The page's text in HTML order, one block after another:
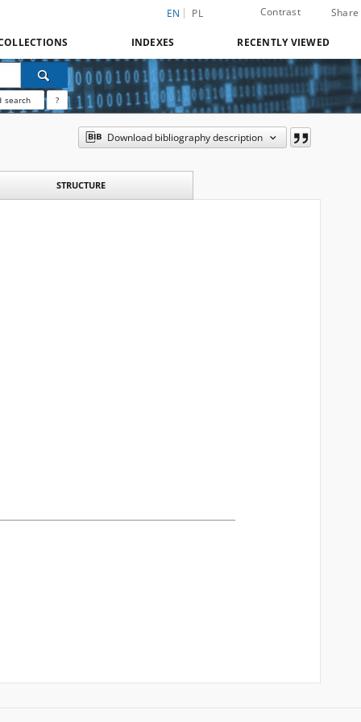
EN PL Contrast Share
INDEXES RECENTLY VIEWED
search ?
Download bibliography description
STRUCTURE